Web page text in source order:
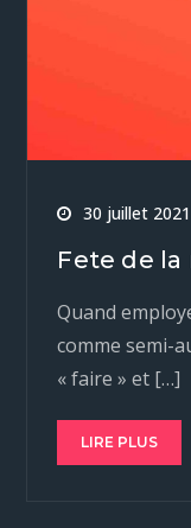
30 juillet 2021
Fete de la
Quand
comme semi-
« faire » et […]
LIRE PLUS